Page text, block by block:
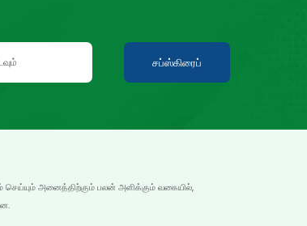
சப்ஸ்கிரைப்
செய்யும் அனைத்திற்கும் பலன் அளிக்கும் வகையில்,